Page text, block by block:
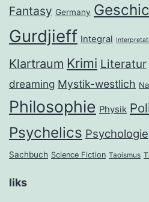
Fantasy Germany
Gurdjieff Integral
Klartraum Krimi Literatur
dreaming Mystik-westlich
Philosophie Physik
Psychelics Psychologie
Sachbuch Science Fiction Taoismus
liks